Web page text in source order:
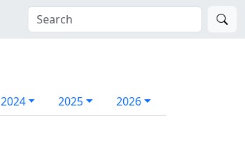
2024 2025 2026